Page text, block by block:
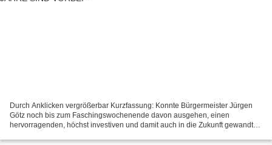
Durch Anklicken vergrößerbar Kurzfassung: Konnte Bürgermeister Jürgen
Götz noch bis zum Faschingswochenende davon ausgehen, einen
hervorragenden, höchst investiven und damit auch in die Zukunft gewandten